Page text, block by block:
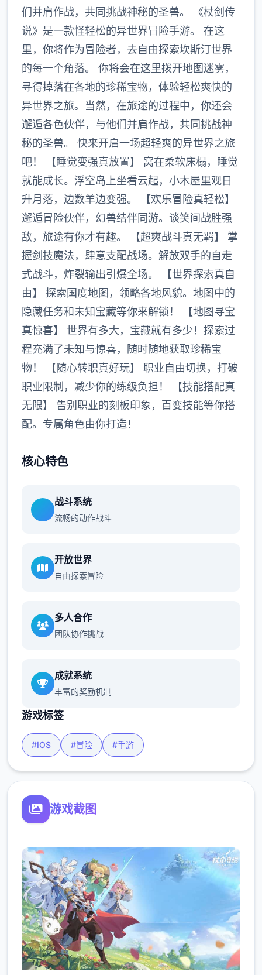
们并肩作战，共同挑战神秘的圣兽。 《杖剑传
说》是一款怪轻松的异世界冒险手游。 在这
里，你将作为冒险者，去自由探索坎斯汀世界
的每一个角落。 你将会在这里拨开地图迷雾，
寻得掉落在各地的珍稀宝物，体验轻松爽快的
异世界之旅。当然，在旅途的过程中，你还会
邂逅各色伙伴，与他们并肩作战，共同挑战神
秘的圣兽。 快来开启一场超轻爽的异世界之旅
吧！ 【睡觉变强真放置】 窝在柔软床榻，睡觉
就能成长。浮空岛上坐看云起，小木屋里观日
升月落，边数羊边变强。 【欢乐冒险真轻松】
邂逅冒险伙伴，幻兽结伴同游。谈笑间战胜强
敌，旅途有你才有趣。 【超爽战斗真无羁】 掌
握剑技魔法，肆意支配战场。解放双手的自走
式战斗，炸裂输出引爆全场。 【世界探索真自
由】 探索国度地图，领略各地风貌。地图中的
隐藏任务和未知宝藏等你来解锁！ 【地图寻宝
真惊喜】 世界有多大，宝藏就有多少！探索过
程充满了未知与惊喜，随时随地获取珍稀宝
物！ 【随心转职真好玩】 职业自由切换，打破
职业限制，减少你的练级负担！ 【技能搭配真
无限】 告别职业的刻板印象，百变技能等你搭
配。专属角色由你打造！
核心特色
战斗系统
流畅的动作战斗
开放世界
自由探索冒险
多人合作
团队协作挑战
成就系统
丰富的奖励机制
游戏标签
#IOS #冒险 #手游
游戏截图